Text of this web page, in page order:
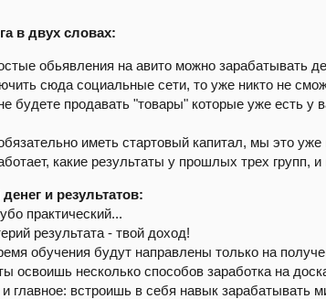
в двух словах:
обьявления на авито можно зарабатывать
сюда социальные сети, то уже никто не
будете продавать "товары" которые уже есть у
иметь стартовый капитал, мы это уже
какие результаты у прошлых трех групп,
и результатов:
практический...
результата - твой доход!
обучения будут направлены только на
освоишь несколько способов заработка на
главное: встроишь в себя навык зарабатывать